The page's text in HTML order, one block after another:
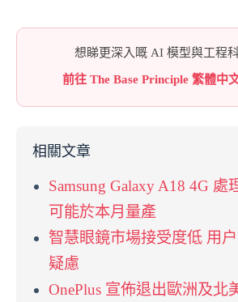
想睇更深入嘅 AI 模型與工程
前往 The Base Principle 繁體中
相關文章
Samsung Galaxy A18 4G 處
可能於本月量產
智慧眼鏡市場接受度低 用
疑慮
OnePlus 宣佈退出歐洲及北